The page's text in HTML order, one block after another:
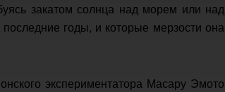
закатом солнца над морем или над
годы, и которые мерзости она
экспериментатора Масару Эмото